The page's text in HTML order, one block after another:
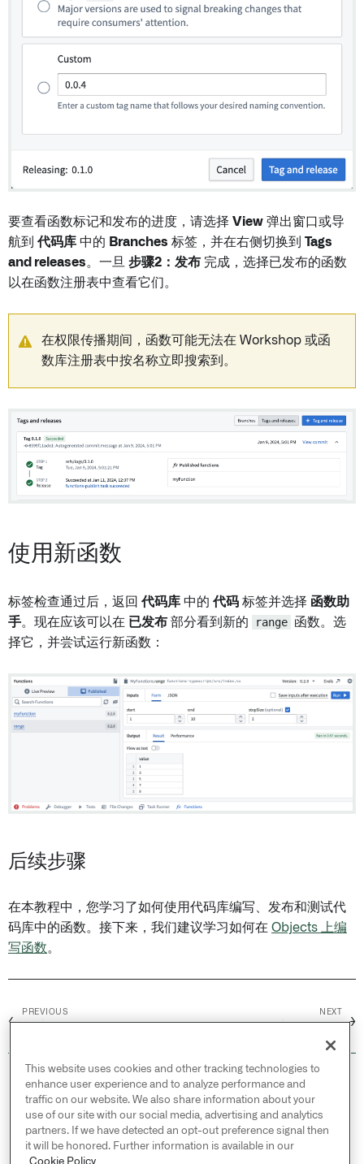
要查看函数标记和发布的进度，请选择 View 弹出窗口或导
航到 代码库 中的 Branches 标签，并在右侧切换到 Tags
and releases。一旦 步骤2：发布 完成，选择已发布的函数
以在函数注册表中查看它们。
在权限传播期间，函数可能无法在 Workshop 或函
数库注册表中按名称立即搜索到。
使用新函数
标签检查通过后，返回 代码库 中的 代码 标签并选择 函数助
手。现在应该可以在 已发布 部分看到新的 range 函数。选
择它，并尝试运行新函数：
后续步骤
在本教程中，您学习了如何使用代码库编写、发布和测试代
码库中的函数。接下来，我们建议学习如何在 Objects 上编
写函数。
←
PREVIOUS NEXT
→
© 2026 Palantir Technologies Inc. All rights
reserved.
Cookies Statement ↗
Privacy Statement ↗
This website uses cookies and other tracking technologies to
enhance user experience and to analyze performance and
traffic on our website. We also share information about your
use of our site with our social media, advertising and analytics
partners. If we have detected an opt-out preference signal then
it will be honored. Further information is available in our